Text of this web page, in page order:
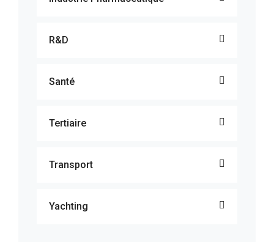
R&D
Santé
Tertiaire
Transport
Yachting